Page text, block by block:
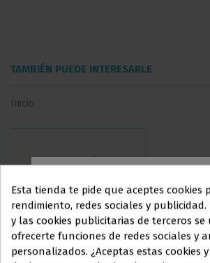
Este sitio web está
exclusivaa
TAMBIÉN PUEDE INTERESARLE
Inicio
Esta tienda te pide que aceptes cookies
rendimiento, redes sociales y publicidad.
y las cookies publicitarias de terceros
ofrecerte funciones de redes sociales y
personalizados. ¿Aceptas estas cookies